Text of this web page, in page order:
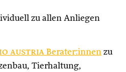
zu allen Anliegen
austria Berater:innen zu
Tierhaltung,